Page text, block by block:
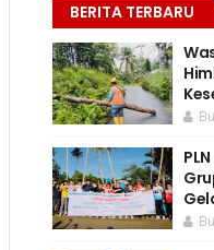
BERITA TERBARU